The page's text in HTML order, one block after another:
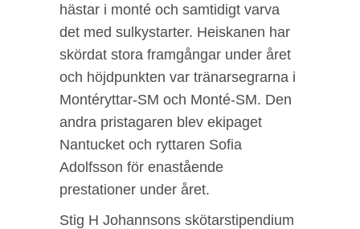
hästar i monté och samtidigt varva
det med sulkystarter. Heiskanen har
skördat stora framgångar under året
och höjdpunkten var tränarsegrarna i
Montéryttar-SM och Monté-SM. Den
andra pristagaren blev ekipaget
Nantucket och ryttaren Sofia
Adolfsson för enastående
prestationer under året.
Stig H Johannsons skötarstipendium